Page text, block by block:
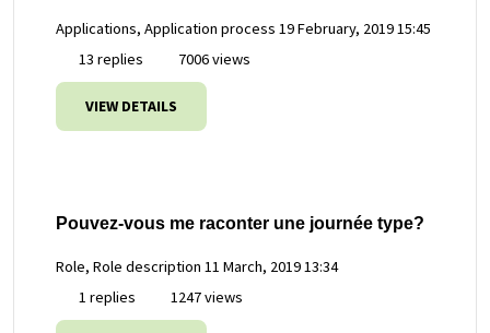
Applications, Application process 19 February, 2019 15:45
13 replies
7006 views
VIEW DETAILS
Pouvez-vous me raconter une journée type?
Role, Role description 11 March, 2019 13:34
1 replies
1247 views